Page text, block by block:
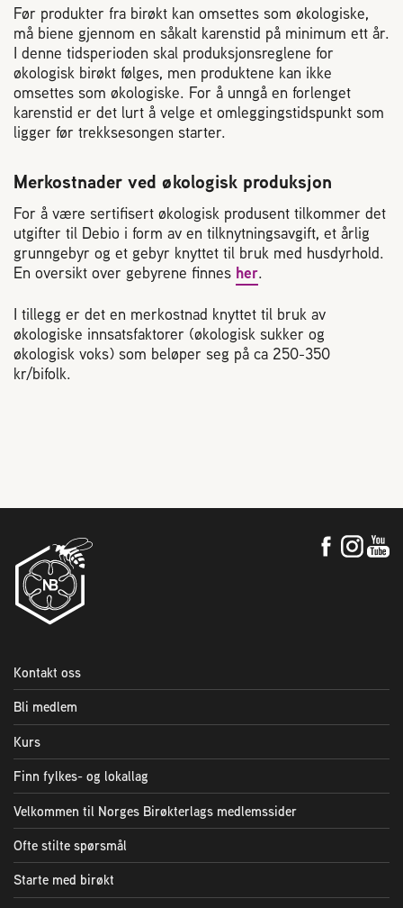
Før produkter fra birøkt kan omsettes som økologiske,
må biene gjennom en såkalt karenstid på minimum ett år.
I denne tidsperioden skal produksjonsreglene for
økologisk birøkt følges, men produktene kan ikke
omsettes som økologiske. For å unngå en forlenget
karenstid er det lurt å velge et omleggingstidspunkt som
ligger før trekksesongen starter.
Merkostnader ved økologisk produksjon
For å være sertifisert økologisk produsent tilkommer det
utgifter til Debio i form av en tilknytningsavgift, et årlig
grunngebyr og et gebyr knyttet til bruk med husdyrhold.
En oversikt over gebyrene finnes her.
I tillegg er det en merkostnad knyttet til bruk av
økologiske innsatsfaktorer (økologisk sukker og
økologisk voks) som beløper seg på ca 250-350
kr/bifolk.
Kontakt oss
Bli medlem
Kurs
Finn fylkes- og lokallag
Velkommen til Norges Birøkterlags medlemssider
Ofte stilte spørsmål
Starte med birøkt